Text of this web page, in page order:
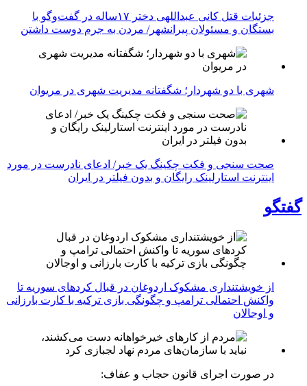
جزئیات قتل کانی عبداللهی دختر ۱۷ساله در گفت‌وگو با
بستگان و مسئولان پیرانشهر/ مردن به جرم دوست داشتن
شهری با دو شهردار؛ شگفتانه مدیریت شهری در مریوان
صحت سنجی و فکت چکینگ یک خبر/ ادعای نادرست در مورد
اینترنت استارلینک رایگان و بدون فیلتر در ایران
گفتگو
از خویشتنداری مشکوک اردوغان در قبال کردهای سوریه تا
واکنش احتمالی ترامپ و چگونگی بازی ترکیه با کارت بارزانی
و اوجالان
در صورت اجرای قانون حجاب و عفاف: